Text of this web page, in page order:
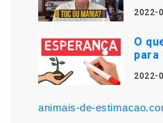
2022-
O
para
2022-
animais-de-